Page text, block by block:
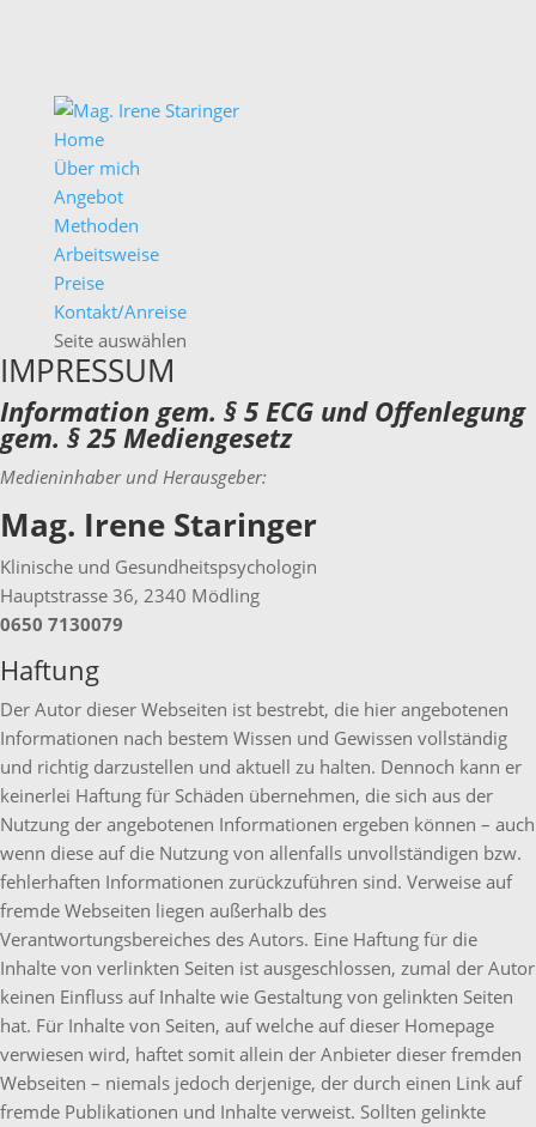
Home
Über mich
Angebot
Methoden
Arbeitsweise
Preise
Kontakt/Anreise
Seite auswählen
IMPRESSUM
Information gem. § 5 ECG und Offenlegung
gem. § 25 Mediengesetz
Medieninhaber und Herausgeber:
Mag. Irene Staringer
Klinische und Gesundheitspsychologin
Hauptstrasse 36, 2340 Mödling
0650 7130079
Haftung
Der Autor dieser Webseiten ist bestrebt, die hier angebotenen
Informationen nach bestem Wissen und Gewissen vollständig
und richtig darzustellen und aktuell zu halten. Dennoch kann er
keinerlei Haftung für Schäden übernehmen, die sich aus der
Nutzung der angebotenen Informationen ergeben können – auch
wenn diese auf die Nutzung von allenfalls unvollständigen bzw.
fehlerhaften Informationen zurückzuführen sind. Verweise auf
fremde Webseiten liegen außerhalb des
Verantwortungsbereiches des Autors. Eine Haftung für die
Inhalte von verlinkten Seiten ist ausgeschlossen, zumal der Autor
keinen Einfluss auf Inhalte wie Gestaltung von gelinkten Seiten
hat. Für Inhalte von Seiten, auf welche auf dieser Homepage
verwiesen wird, haftet somit allein der Anbieter dieser fremden
Webseiten – niemals jedoch derjenige, der durch einen Link auf
fremde Publikationen und Inhalte verweist. Sollten gelinkte